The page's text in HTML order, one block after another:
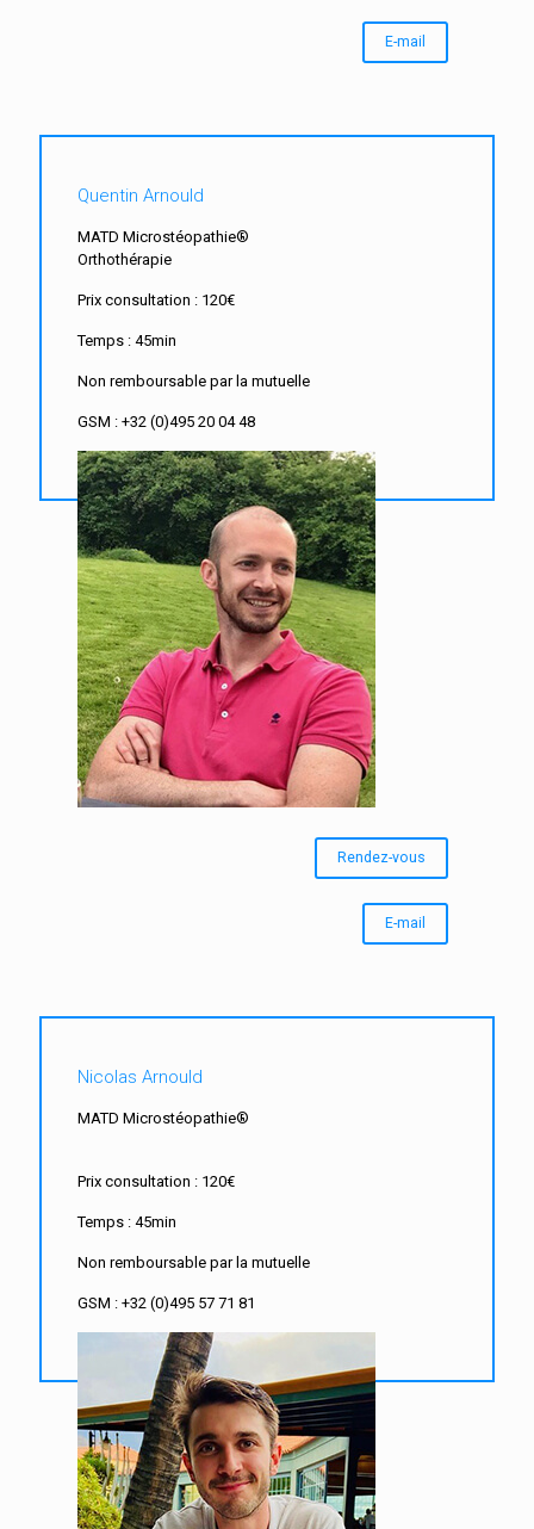
E-mail
Quentin Arnould
MATD Microstéopathie®
Orthothérapie
Prix consultation : 120€
Temps : 45min
Non remboursable par la mutuelle
GSM : +32 (0)495 20 04 48
Rendez-vous
E-mail
Nicolas Arnould
MATD Microstéopathie®
Prix consultation : 120€
Temps : 45min
Non remboursable par la mutuelle
GSM : +32 (0)495 57 71 81